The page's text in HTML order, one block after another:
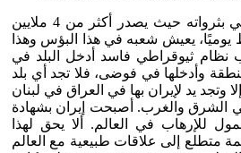
هل يعقل أن هذا البلد الغني بثرواته حيث يصدر أكثر من 4 ملايين
يوميًا، يعيش شعبه في هذا البؤس وهذا
نظام ثيوقراطي فاسد أدخل البلد في
وأدخلها في فوضى، فلا تجد أي بلد
وتجد يد لإيران بها في العراق في لبنان
الشرق والغرب. أصبحت إيران بشهادة
للإرهاب في العالم. ألا يحق لهذا
متطلع إلى علاقات طبيعية مع العالم